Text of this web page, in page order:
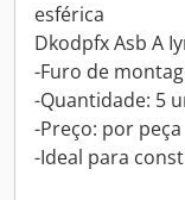
esférica
Dkodpfx Asb A
-Furo de
-Quantidade: 5
-Preço: por peça
-Ideal para